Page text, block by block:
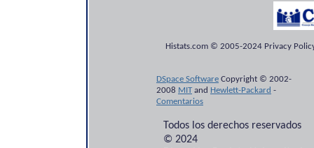
Histats.com © 2005-2024 Privacy
DSpace Software Copyright © 2002-
2008 MITand Hewlett-Packard -
Comentarios
Todos los derechos reservados
© 2024